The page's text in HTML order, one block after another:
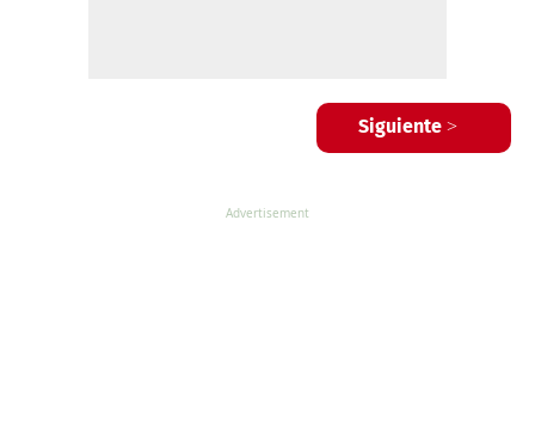
Siguiente >